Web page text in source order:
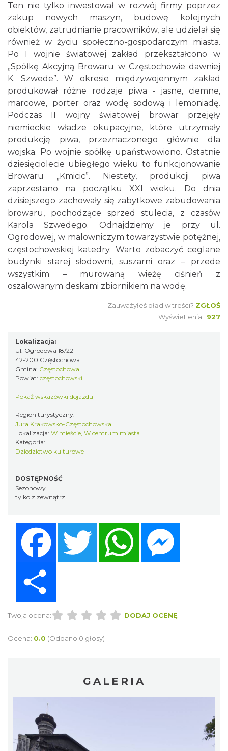
Ten nie tylko inwestował w rozwój firmy poprzez
zakup nowych maszyn, budowę kolejnych
obiektów, zatrudnianie pracowników, ale udzielał się
również w życiu społeczno-gospodarczym miasta.
Po I wojnie światowej zakład przekształcono w
„Spółkę Akcyjną Browaru w Częstochowie dawniej
K. Szwede”. W okresie międzywojennym zakład
produkował różne rodzaje piwa - jasne, ciemne,
marcowe, porter oraz wodę sodową i lemoniadę.
Podczas II wojny światowej browar przejęły
niemieckie władze okupacyjne, które utrzymały
produkcję piwa, przeznaczonego głównie dla
wojska. Po wojnie spółkę upaństwowiono. Ostatnie
dziesięciolecie ubiegłego wieku to funkcjonowanie
Browaru „Kmicic”. Niestety, produkcji piwa
zaprzestano na początku XXI wieku. Do dnia
dzisiejszego zachowały się zabytkowe zabudowania
browaru, pochodzące sprzed stulecia, z czasów
Karola Szwedego. Odnajdziemy je przy ul.
Ogrodowej, w malowniczym towarzystwie potężnej,
częstochowskiej katedry. Warto zobaczyć ceglane
budynki starej słodowni, suszarni oraz – przede
wszystkim – murowaną wieżę ciśnień z
oszalowanym deskami zbiornikiem na wodę.
Zauważyłeś błąd w treści? ZGŁOŚ
Wyświetlenia: 927
Lokalizacja:
Ul. Ogrodowa 18/22
42-200 Częstochowa
Gmina: Częstochowa
Powiat: częstochowski
Pokaż wskazówki dojazdu
Region turystyczny:
Jura Krakowsko-Częstochowska
Lokalizacja: W mieście, W centrum miasta
Kategoria:
Dziedzictwo kulturowe
DOSTĘPNOŚĆ
Sezonowy
tylko z zewnątrz
Twitter WhatsApp
Twoja ocena: DODAJ OCENĘ
Ocena: 0.0 (Oddano 0 głosy)
GALERIA